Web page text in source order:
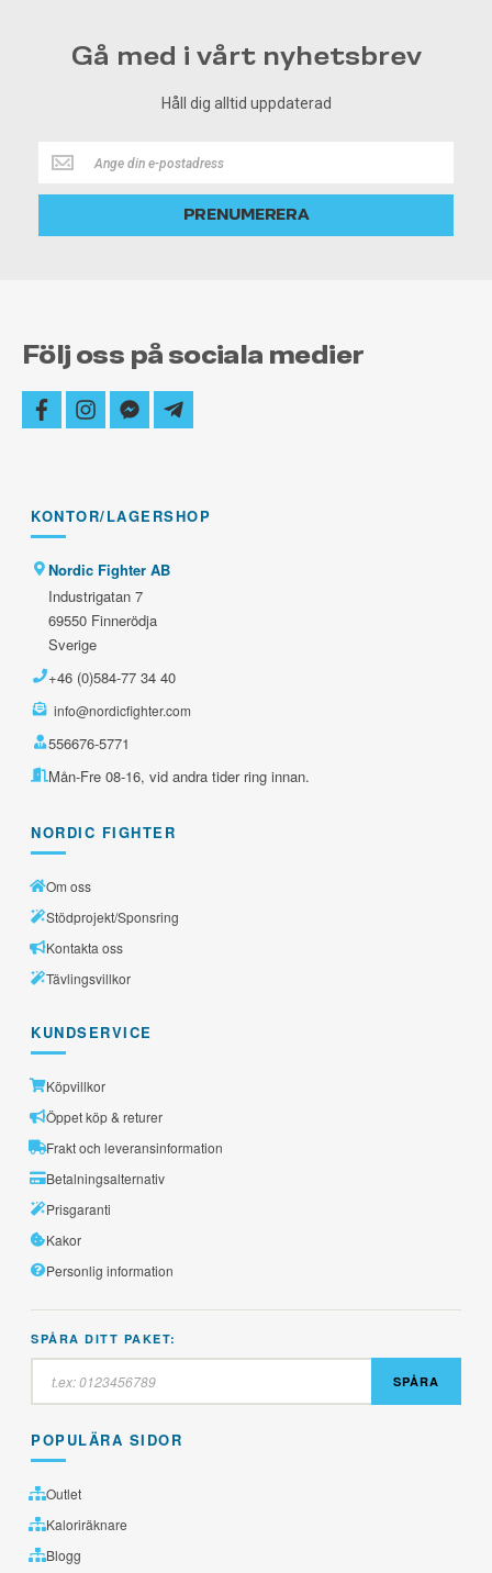
Gå med i vårt nyhetsbrev
Håll dig alltid uppdaterad
Håll
dig
alltid
PRENUMERERA
Följ oss på sociala medier
facebookinstagram
facebook-
messenger
telegram-
plane
KONTOR/LAGERSHOP
Nordic Fighter AB
Industrigatan 7
69550 Finnerödja
Sverige
+46 (0)584-77 34 40
info@nordicfighter.com
556676-5771
Mån-Fre 08-16, vid andra tider ring innan.
NORDIC FIGHTER
Om oss
Stödprojekt/Sponsring
Kontakta oss
Tävlingsvillkor
KUNDSERVICE
Köpvillkor
Öppet köp & returer
Frakt och leveransinformation
Betalningsalternativ
Prisgaranti
Kakor
Personlig information
SPÅRA DITT PAKET:
SPÅRA
POPULÄRA SIDOR
Outlet
Kaloriräknare
Blogg